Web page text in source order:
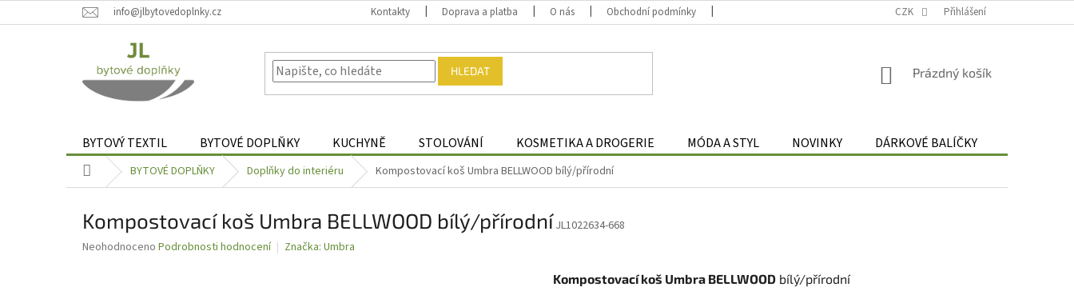
na
info@jlbytovedoplnky.cz Kontakty Doprava a platba O nás Obchodní podmínky Odstoupení od smlouvy
CZK Přihlášení
HLEDAT
NÁKUPNÍ
Prázdný košík
BYTOVÝ TEXTIL BYTOVÉ DOPLŇKY KUCHYNĚ STOLOVÁNÍ KOSMETIKA A DROGERIE MÓDA A STYL NOVINKY DÁRKOVÉ BALÍČKY
Domů BYTOVÉ DOPLŇKY Doplňky do interiéru Kompostovací koš Umbra BELLWOOD bílý/přírodní
Kompostovací koš Umbra BELLWOOD bílý/přírodní JL1022634-668
Průměrné
Neohodnoceno Podrobnosti hodnocení Značka: Umbra
Kompostovací koš Umbra BELLWOOD bílý/přírodní